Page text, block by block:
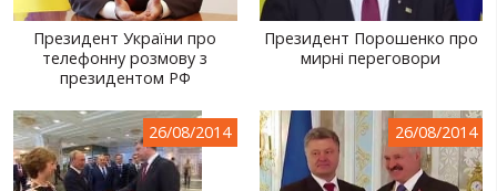
Президент України про
телефонну розмову з
президентом РФ
Президент Порошенко про
мирні переговори
26/08/2014 26/08/2014